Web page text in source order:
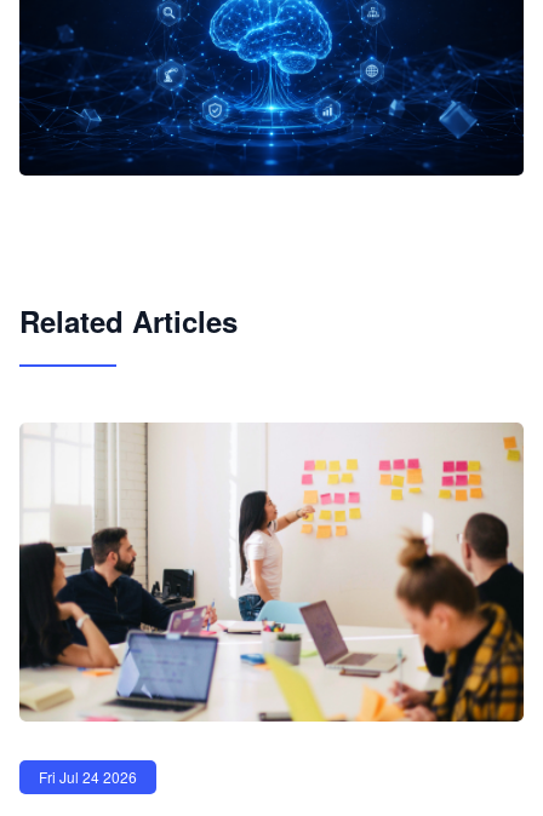
Related Articles
Fri Jul 24 2026